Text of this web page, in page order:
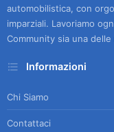
automobilistica, con
imparziali. Lavoriamo
Community sia una delle
Informazioni
Chi Siamo
Contattaci